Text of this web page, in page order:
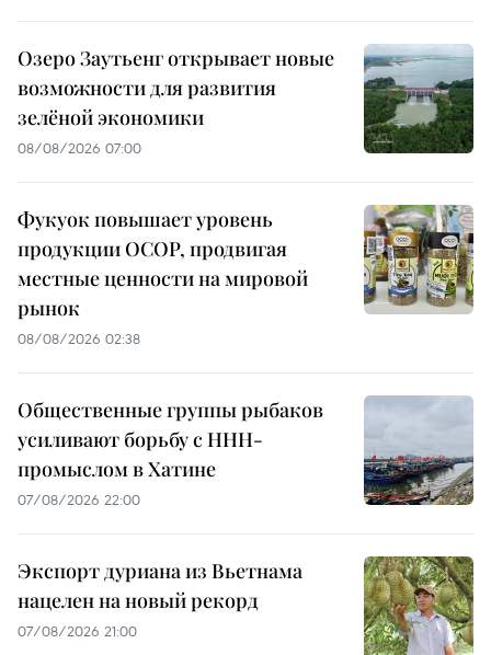
Озеро Заутьенг открывает новые
возможности для развития
зелёной экономики
08/08/2026 07:00
Фукуок повышает уровень
продукции OCOP, продвигая
местные ценности на мировой
рынок
08/08/2026 02:38
Общественные группы рыбаков
усиливают борьбу с ННН-
промыслом в Хатине
07/08/2026 22:00
Экспорт дуриана из Вьетнама
нацелен на новый рекорд
07/08/2026 21:00